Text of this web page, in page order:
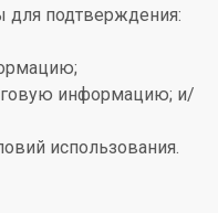
подтверждения:
информацию; и/
использования.